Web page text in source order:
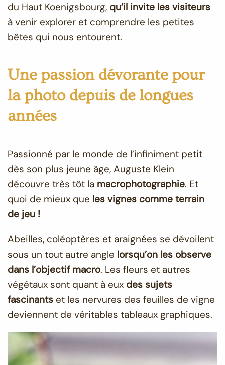
du Haut Koenigsbourg, qu’il invite les visiteurs
à venir explorer et comprendre les petites
bêtes qui nous entourent.
Une passion dévorante pour
la photo depuis de longues
années
Passionné par le monde de l’infiniment petit
dès son plus jeune âge, Auguste Klein
découvre très tôt la macrophotographie. Et
quoi de mieux que les vignes comme terrain
de jeu !
Abeilles, coléoptères et araignées se dévoilent
sous un tout autre angle lorsqu’on les observe
dans l’objectif macro. Les fleurs et autres
végétaux sont quant à eux des sujets
fascinants et les nervures des feuilles de vigne
deviennent de véritables tableaux graphiques.